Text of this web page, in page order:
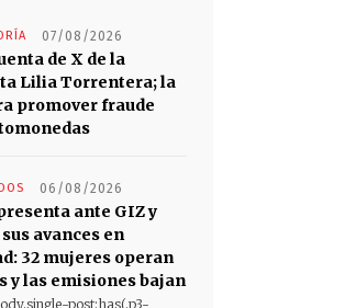
07/08/2026
de X de la
Lilia Torrentera; la
promover fraude
06/08/2026
ante GIZ y
sus avances en
32 mujeres operan
y las emisiones bajan
post:has(.p3-